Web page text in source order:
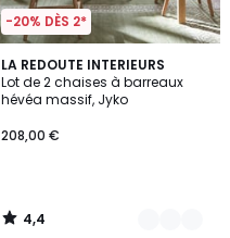
-20% DÈS 2*
LA REDOUTE INTERIEURS
Lot de 2 chaises à barreaux
hévéa massif, Jyko
208,00 €
4,4
/ 5
3
Couleurs
4,4
/